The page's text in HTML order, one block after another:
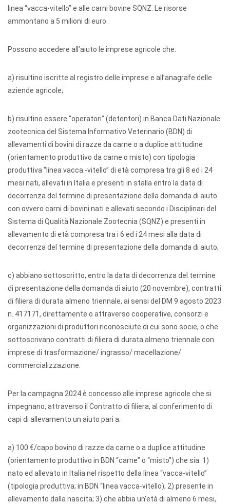
linea “vacca-vitello” e alle carni bovine SQNZ. Le risorse
ammontano a 5 milioni di euro.
Possono accedere all’aiuto le imprese agricole che:
a) risultino iscritte al registro delle imprese e all’anagrafe delle
aziende agricole;
b) risultino essere “operatori” (detentori) in Banca Dati Nazionale
zootecnica del Sistema Informativo Veterinario (BDN) di
allevamenti di bovini di razze da carne o a duplice attitudine
(orientamento produttivo da carne o misto) con tipologia
produttiva “linea vacca.-vitello” di età compresa tra gli 8 ed i 24
mesi nati, allevati in Italia e presenti in stalla entro la data di
decorrenza del termine di presentazione della domanda di aiuto
con ovvero carni di bovini nati e allevati secondo i Disciplinari del
Sistema di Qualità Nazionale Zootecnia (SQNZ) e presenti in
allevamento di età compresa tra i 6 ed i 24 mesi alla data di
decorrenza del termine di presentazione della domanda di aiuto;
c) abbiano sottoscritto, entro la data di decorrenza del termine
di presentazione della domanda di aiuto (20 novembre), contratti
di filiera di durata almeno triennale, ai sensi del DM 9 agosto 2023
n. 417171, direttamente o attraverso cooperative, consorzi e
organizzazioni di produttori riconosciute di cui sono socie, o che
sottoscrivano contratti di filiera di durata almeno triennale con
imprese di trasformazione/ ingrasso/ macellazione/
commercializzazione.
Per la campagna 2024 è concesso alle imprese agricole che si
impegnano, attraverso il Contratto di filiera, al conferimento di
capi di allevamento un aiuto pari a:
a) 100 €/capo bovino di razze da carne o a duplice attitudine
(orientamento produttivo in BDN “carne” o “misto”) che sia: 1)
nato ed allevato in Italia nel rispetto della linea “vacca-vitello”
(tipologia produttiva; in BDN “linea vacca-vitello); 2) presente in
allevamento dalla nascita; 3) che abbia un’età di almeno 6 mesi,